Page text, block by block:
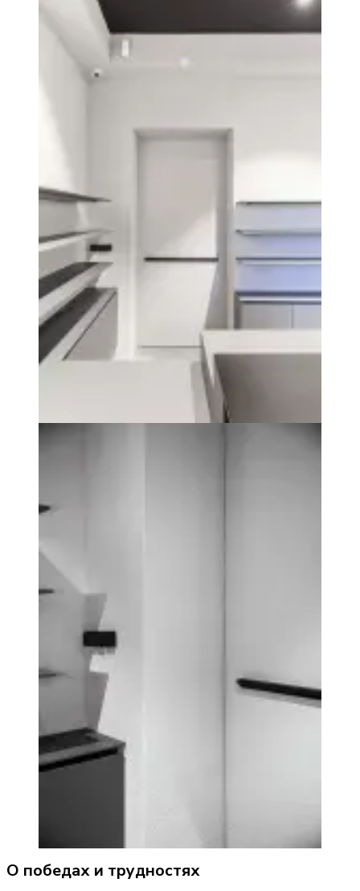
О победах и трудностях